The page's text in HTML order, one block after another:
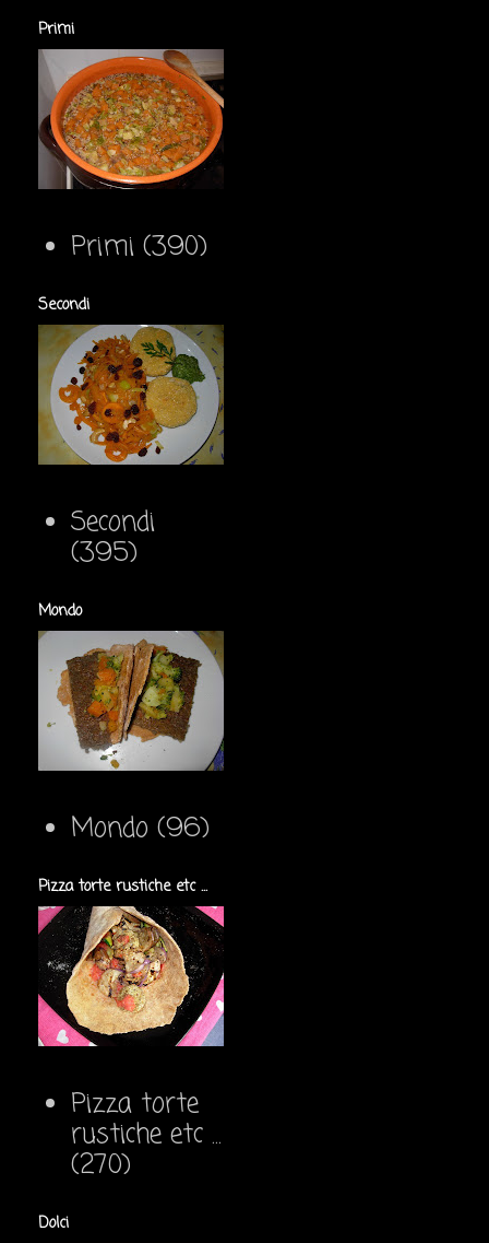
Primi
Primi (390)
Secondi
Secondi
(395)
Mondo
Mondo (96)
Pizza torte rustiche etc ...
Pizza torte
rustiche etc ...
(270)
Dolci